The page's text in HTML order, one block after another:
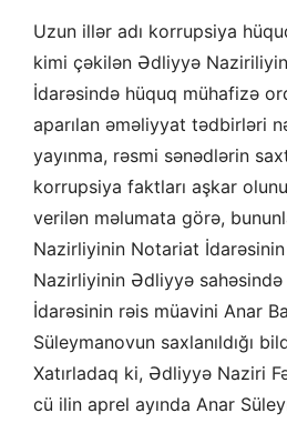
Uzun illər adı korrupsiya
kimi çəkilən Ədliyyə
İdarəsində hüquq mühafizə
aparılan əməliyyat tədbirləri
yayınma, rəsmi sənədlərin
korrupsiya faktları aşkar
verilən məlumata görə,
Nazirliyinin Notariat
Nazirliyinin Ədliyyə
İdarəsinin rəis müavini Anar
Süleymanovun saxlanıldığı
Xatırladaq ki, Ədliyyə Naziri
cü ilin aprel ayında Anar